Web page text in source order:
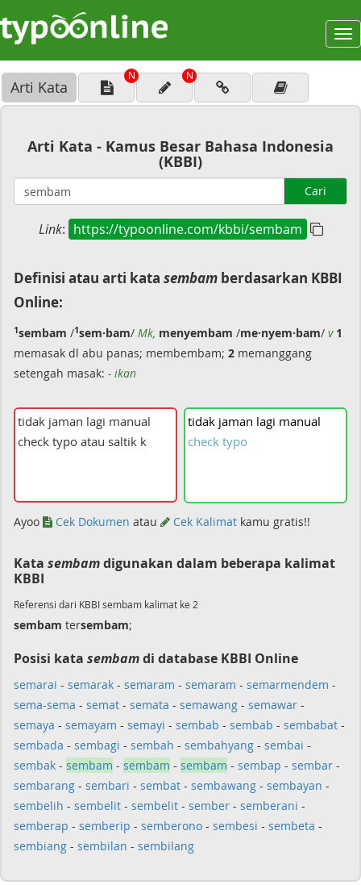
Arti Kata
N N
Arti Kata - Kamus Besar Bahasa Indonesia
(KBBI)
Cari
Link: https://typoonline.com/kbbi/sembam
Definisi atau arti kata sembam berdasarkan KBBI
Online:
1sembam /1sem·bam/ Mk, menyembam /me·nyem·bam/ v 1
memasak dl abu panas; membembam; 2 memanggang
setengah masak: - ikan
tidak jaman lagi manual
check typo
Ayoo Cek Dokumen atau Cek Kalimat kamu gratis!!
Kata sembamdigunakan dalam beberapa kalimat
KBBI
Referensi dari KBBI sembam kalimat ke 2
sembam tersembam;
Posisi kata sembamdi database KBBI Online
semarai - semarak - semaram - semaram - semarmendem -
sema-sema - semat - semata - semawang - semawar -
semaya - semayam - semayi - sembab - sembab - sembabat -
sembada - sembagi - sembah - sembahyang - sembai -
sembak - sembam - sembam - sembam - sembap - sembar -
sembarang - sembari - sembat - sembawang - sembayan -
sembelih - sembelit - sembelit - sember - semberani -
semberap - semberip - semberono - sembesi - sembeta -
sembiang - sembilan - sembilang